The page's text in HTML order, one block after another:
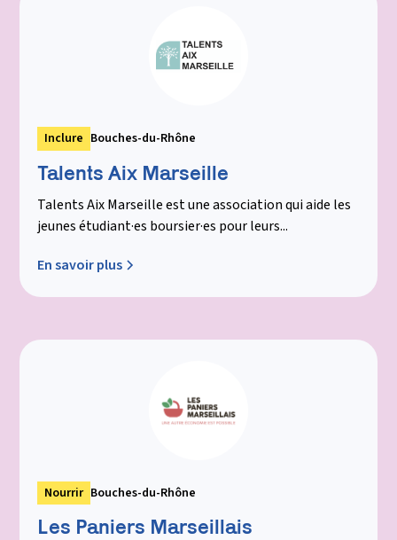
Inclure Bouches-du-Rhône
Talents Aix Marseille
Talents Aix Marseille est une association qui aide les
jeunes étudiant·es boursier·es pour leurs...
En savoir plus
Nourrir Bouches-du-Rhône
Les Paniers Marseillais